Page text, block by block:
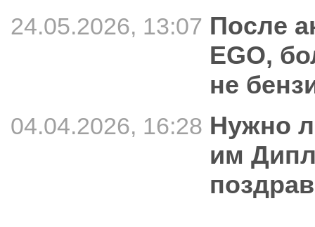
24.05.2026, 13:07 После
EGO,
не
04.04.2026, 16:28 Нужно
им